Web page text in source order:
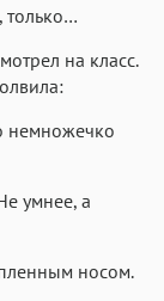
только…
на класс.
немножечко
умнее, а
носом.